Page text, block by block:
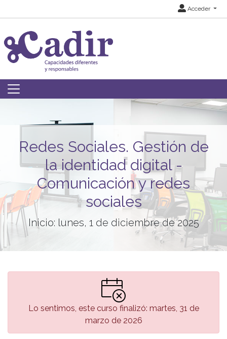
Acceder
Redes Sociales. Gestión de
la identidad digital -
Comunicación y redes
sociales
Inicio: lunes, 1 de diciembre de 2025
Lo sentimos, este curso finalizó: martes, 31 de
marzo de 2026